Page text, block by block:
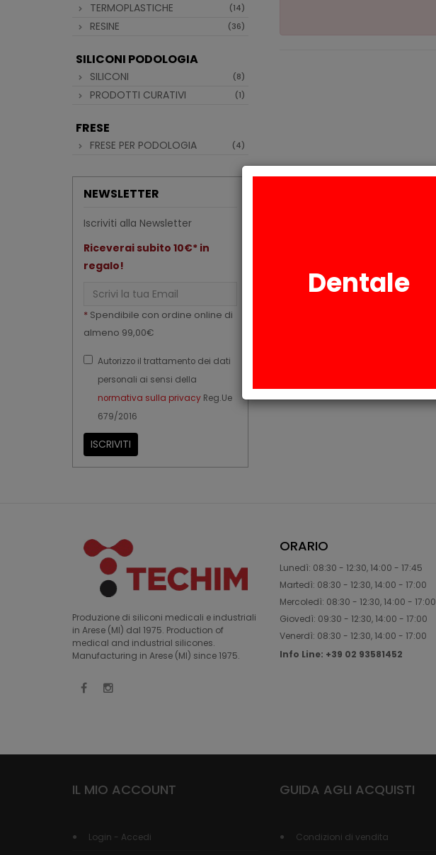
TERMOPLASTICHE (14)
RESINE (36)
SILICONI PODOLOGIA
SILICONI (8)
PRODOTTI CURATIVI (1)
FRESE
FRESE PER PODOLOGIA (4)
NEWSLETTER
Iscriviti alla Newsletter
Riceverai subito 10€* in
regalo!
Email
* Spendibile con ordine online di
almeno 99,00€
Autorizzo il trattamento dei dati
personali ai sensi della
normativa sulla privacy Reg.Ue
679/2016
ISCRIVITI
Produzione di siliconi medicali e industriali
in Arese (MI) dal 1975. Production of
medical and industrial silicones.
Manufacturing in Arese (MI) since 1975.
ORARIO
Lunedì: 08:30 - 12:30, 14:00 - 17:45
Martedì: 08:30 - 12:30, 14:00 - 17:00
Mercoledì: 08:30 - 12:30, 14:00 - 17:00
Giovedì: 09:30 - 12:30, 14:00 - 17:00
Venerdì: 08:30 - 12:30, 14:00 - 17:00
Info Line: +39 02 93581452
IL MIO ACCOUNT
Login - Accedi
GUIDA AGLI ACQUISTI
Condizioni di vendita
Dentale